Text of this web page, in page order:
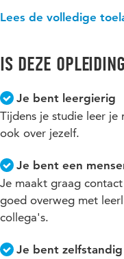
Lees de volledige
Is deze
Je bent leergierig
Tijdens je studie leer
ook over jezelf.
Je bent een
Je maakt graag
goed overweg met
collega's.
Je bent zelfstandig